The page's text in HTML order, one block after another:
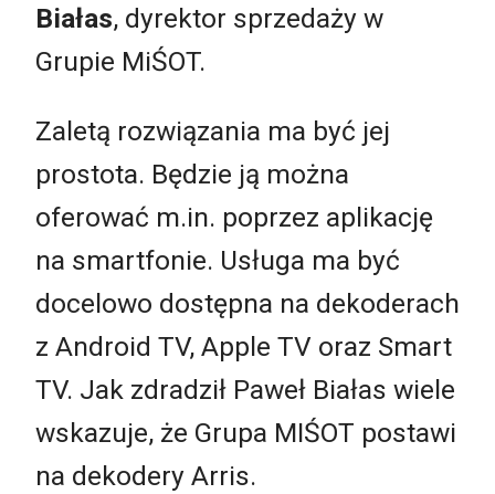
Białas, dyrektor sprzedaży w
Grupie MiŚOT.
Zaletą rozwiązania ma być jej
prostota. Będzie ją można
oferować m.in. poprzez aplikację
na smartfonie. Usługa ma być
docelowo dostępna na dekoderach
z Android TV, Apple TV oraz Smart
TV. Jak zdradził Paweł Białas wiele
wskazuje, że Grupa MIŚOT postawi
na dekodery Arris.